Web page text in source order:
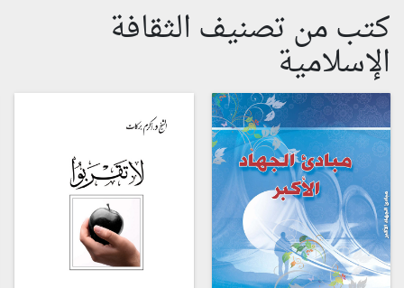
كتب من تصنيف الثقافة
الإسلامية